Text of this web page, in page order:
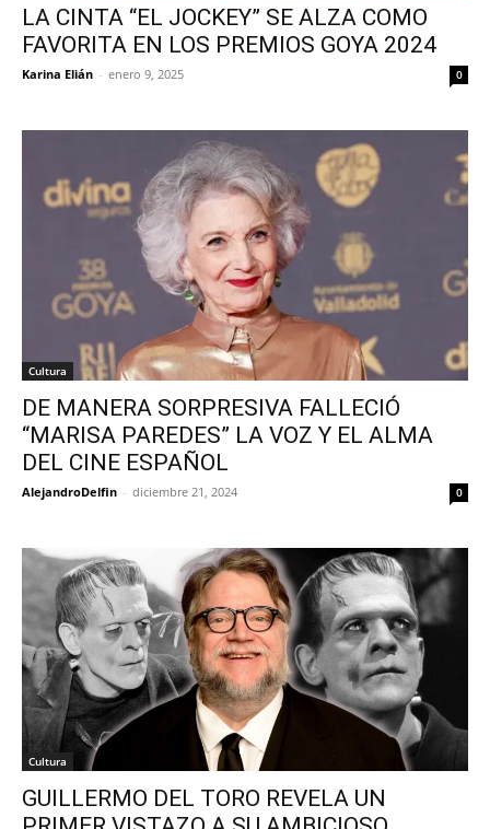
LA CINTA “EL JOCKEY” SE ALZA COMO
FAVORITA EN LOS PREMIOS GOYA 2024
Karina Elián - enero 9, 2025 0
Cultura
DE MANERA SORPRESIVA FALLECIÓ
“MARISA PAREDES” LA VOZ Y EL ALMA
DEL CINE ESPAÑOL
AlejandroDelfin - diciembre 21, 2024 0
Cultura
GUILLERMO DEL TORO REVELA UN